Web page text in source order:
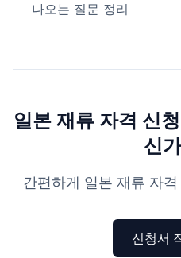
나오는 질문 정리
일본 재류 자격 신
신
간편하게 일본 재류 자
신청서